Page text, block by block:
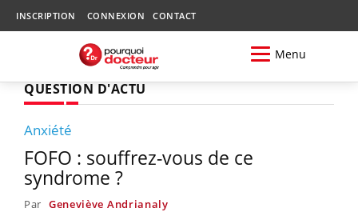
INSCRIPTION CONNEXION CONTACT
Menu
QUESTION D'ACTU
Anxiété
FOFO : souffrez-vous de ce
syndrome ?
Par Geneviève Andrianaly